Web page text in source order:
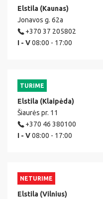
Elstila (Kaunas)
Jonavos g. 62a
+370 37 205802
I - V08:00 - 17:00
TURIME
Elstila (Klaipėda)
Šiaurės pr. 11
+370 46 380100
I - V08:00 - 17:00
NETURIME
Elstila (Vilnius)